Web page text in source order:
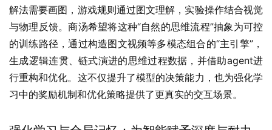
解法需要画图，游戏规则通过图文理解，实验操作结合视觉
与物理反馈。商汤希望将这种“自然的思维流程”抽象为可控
的训练路径，通过构造图文视频等多模态组合的“主引擎”，
生成逻辑连贯、链式演进的思维过程数据，并借助agent进
行重构和优化。这不仅提升了模型的决策能力，也为强化学
习中的奖励机制和优化策略提供了更真实的交互场景。